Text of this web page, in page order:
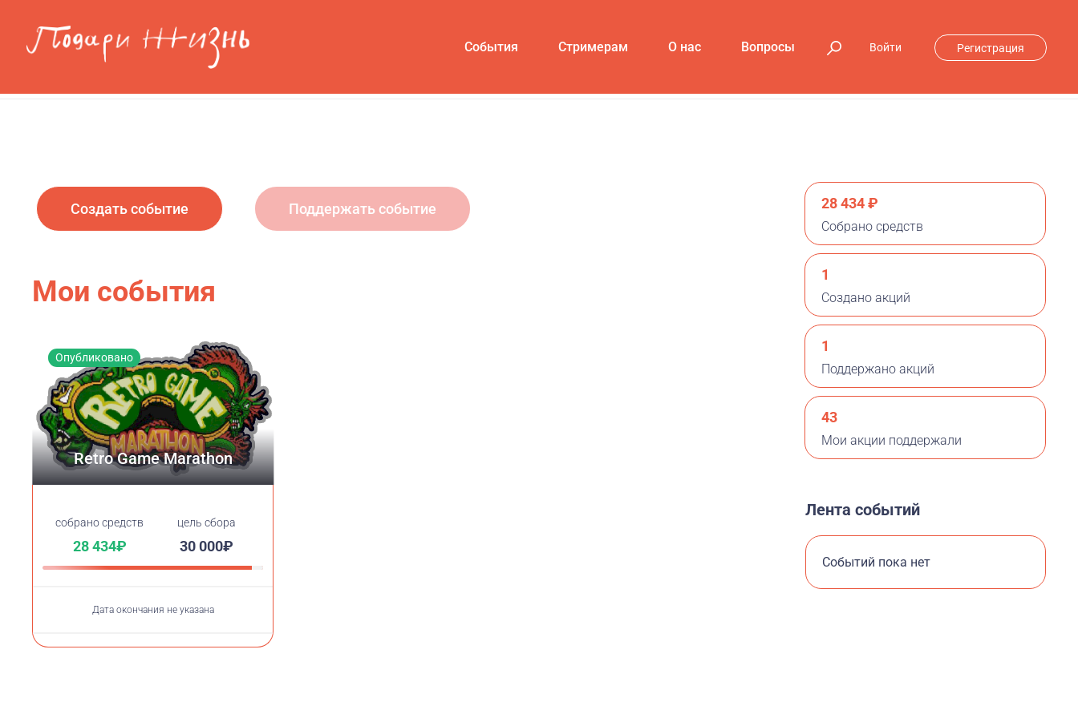
События Стримерам О нас Вопросы Войти Регистрация
Создать событие Поддержать событие
Мои события
Опубликовано
Retro Game Marathon
cобрано средств
28 434₽
цель сбора
30 000₽
Дата окончания не указана
28 434 ₽
Собрано средств
1
Создано акций
1
Поддержано акций
43
Мои акции поддержали
Лента событий
Событий пока нет